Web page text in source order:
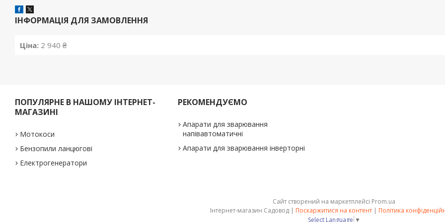
ІНФОРМАЦІЯ ДЛЯ ЗАМОВЛЕННЯ
Ціна: 2 940 ₴
ПОПУЛЯРНЕ В НАШОМУ ІНТЕРНЕТ-
МАГАЗИНІ
Мотокоси
Бензопили ланцюгові
Електрогенератори
РЕКОМЕНДУЄМО
Апарати для зварювання
напівавтоматичні
Апарати для зварювання інверторні
Сайт створений на маркетплейсі Prom.ua
Інтернет-магазин Садовод | Поскаржитися на контент | Політика
Select Language ▼